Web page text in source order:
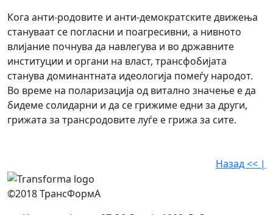
Кога анти-родовите и анти-демократските движења
стануваат се погласни и поагресивни, а нивното
влијание почнува да навлегува и во државните
институции и органи на власт, трансфобијата
станува доминантната идеологија помеѓу народот.
Во време на поларизација од витално значење е да
бидеме солидарни и да се грижиме едни за други,
грижата за трансродовите луѓе е грижа за сите.
Назад << |
©2018 ТрансФормА